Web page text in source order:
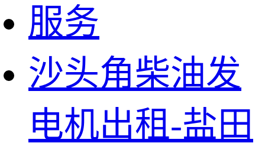
沙头角柴油发
电机出租-盐田